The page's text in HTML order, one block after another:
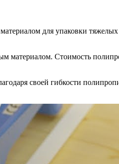
для упаковки
материалом. Стоимость
своей гибкости